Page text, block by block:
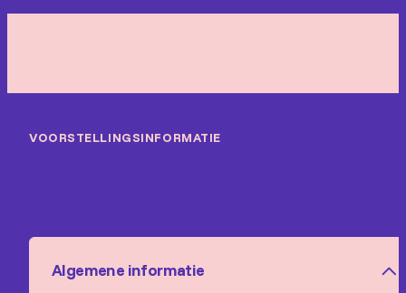
VOORSTELLINGSINFORMATIE
Algemene informatie